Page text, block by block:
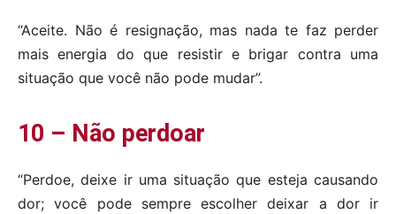
“Aceite. Não é resignação, mas nada te faz perder
mais energia do que resistir e brigar contra uma
situação que você não pode mudar”.
10 – Não perdoar
“Perdoe, deixe ir uma situação que esteja causando
dor; você pode sempre escolher deixar a dor ir